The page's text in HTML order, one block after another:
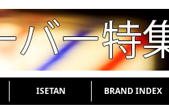
ISETAN BRAND INDEX